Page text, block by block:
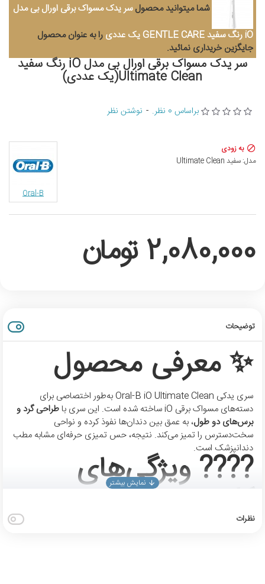
شما میتوانید محصولسر یدک مسواک برقی اورال بی مدل
iO رنگ سفید GENTLE CARE یک عددی
را به عنوان محصول
جایگزین خریداری نمائید.
سر یدک مسواک برقی اورال بی مدل iO رنگ سفید
Ultimate Clean(یک عددی)
به زودی
مدل:سفید Ultimate Clean
Oral-B
براساس 0 نظر. - نوشتن نظر
2,080,000 تومان
توضیحات
✨ معرفی محصول
سری یدکی Oral-B iO Ultimate Clean به‌طور اختصاصی برای
دسته‌های مسواک برقی iO ساخته شده است. این سری با
طراحی گرد و
برس‌های دو طول، به عمق بین دندان‌ها نفوذ کرده و نواحی
سخت‌دسترس را تمیز می‌کند. نتیجه، حس تمیزی حرفه‌ای مشابه مطب
دندانپزشک است.
???? ویژگی‌های
کلیدی
نظرات